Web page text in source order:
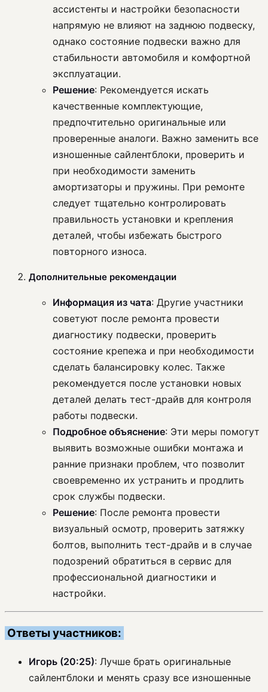
ассистенты и настройки безопасности
напрямую не влияют на заднюю подвеску,
однако состояние подвески важно для
стабильности автомобиля и комфортной
эксплуатации.
Решение: Рекомендуется искать
качественные комплектующие,
предпочтительно оригинальные или
проверенные аналоги. Важно заменить все
изношенные сайлентблоки, проверить и
при необходимости заменить
амортизаторы и пружины. При ремонте
следует тщательно контролировать
правильность установки и крепления
деталей, чтобы избежать быстрого
повторного износа.
Дополнительные рекомендации
Информация из чата: Другие участники
советуют после ремонта провести
диагностику подвески, проверить
состояние крепежа и при необходимости
сделать балансировку колес. Также
рекомендуется после установки новых
деталей делать тест-драйв для контроля
работы подвески.
Подробное объяснение: Эти меры помогут
выявить возможные ошибки монтажа и
ранние признаки проблем, что позволит
своевременно их устранить и продлить
срок службы подвески.
Решение: После ремонта провести
визуальный осмотр, проверить затяжку
болтов, выполнить тест-драйв и в случае
подозрений обратиться в сервис для
профессиональной диагностики и
настройки.
Ответы участников:
Игорь (20:25): Лучше брать оригинальные
сайлентблоки и менять сразу все изношенные